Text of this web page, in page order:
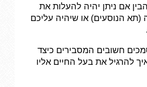
אם ניתן יהיה להעלות את
(תא הנוסעים) או שיהיה עליכם
חשובים המסבירים כיצד
להרגיל את בעל החיים אליו